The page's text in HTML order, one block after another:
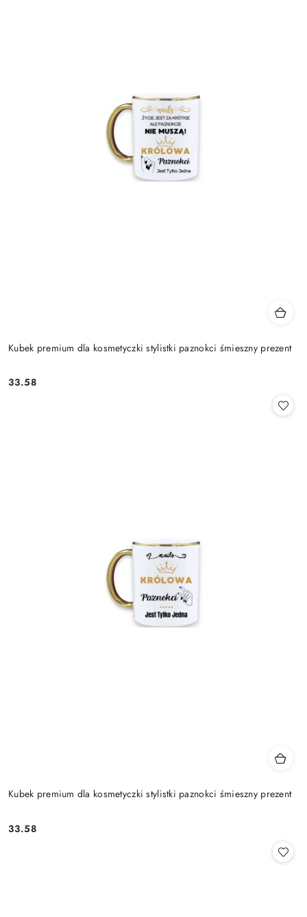
Kubek premium dla kosmetyczki stylistki paznokci śmieszny prezent
Cena:
33.58
Kubek premium dla kosmetyczki stylistki paznokci śmieszny prezent
Cena:
33.58